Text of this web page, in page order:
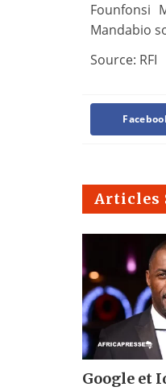
Founfonsi
Mandabio
Source: RFI
Articles
Google et